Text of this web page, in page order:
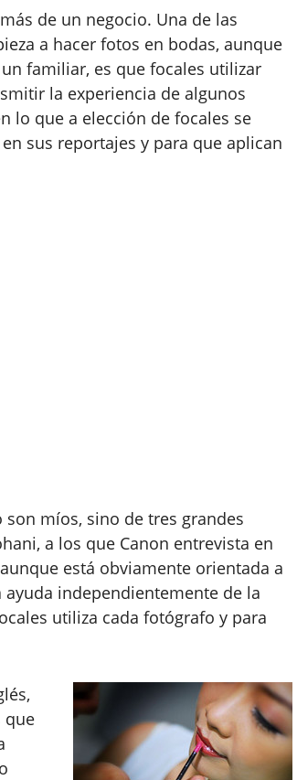
de un negocio. Una de las
a hacer fotos en bodas, aunque
familiar, es que focales utilizar
la experiencia de algunos
lo que a elección de focales se
sus reportajes y para que aplican
míos, sino de tres grandes
a los que Canon entrevista en
está obviamente orientada a
independientemente de la
utiliza cada fotógrafo y para
que